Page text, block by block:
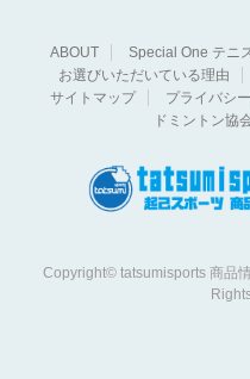
ABOUT
Special One テニ
お選びいただいている理由
サイトマップ
プライバシ
ドミントン協
Copyright© tatsumisports 商品